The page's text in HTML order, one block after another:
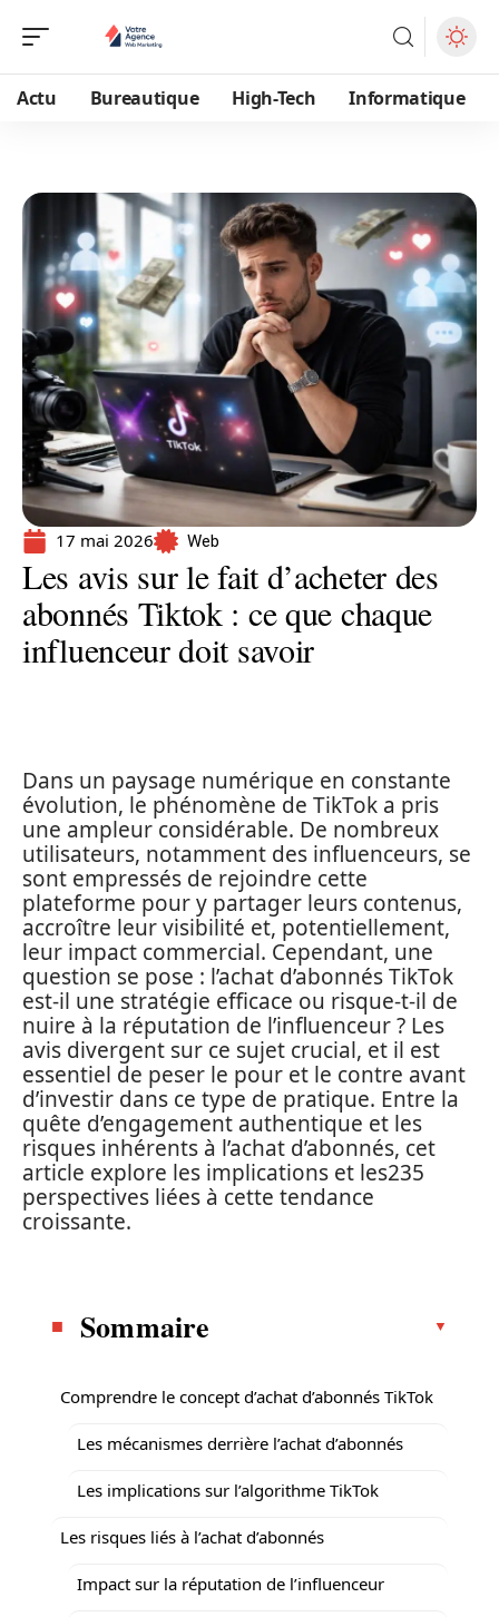
Actu Bureautique High-Tech Informatique
17 mai 2026 Web
Les avis sur le fait d’acheter des
abonnés Tiktok : ce que chaque
influenceur doit savoir
Dans un paysage numérique en constante
évolution, le phénomène de TikTok a pris
une ampleur considérable. De nombreux
utilisateurs, notamment des influenceurs, se
sont empressés de rejoindre cette
plateforme pour y partager leurs contenus,
accroître leur visibilité et, potentiellement,
leur impact commercial. Cependant, une
question se pose : l’achat d’abonnés TikTok
est-il une stratégie efficace ou risque-t-il de
nuire à la réputation de l’influenceur ? Les
avis divergent sur ce sujet crucial, et il est
essentiel de peser le pour et le contre avant
d’investir dans ce type de pratique. Entre la
quête d’engagement authentique et les
risques inhérents à l’achat d’abonnés, cet
article explore les implications et les235
perspectives liées à cette tendance
croissante.
Sommaire
Comprendre le concept d’achat d’abonnés TikTok
Les mécanismes derrière l’achat d’abonnés
Les implications sur l’algorithme TikTok
Les risques liés à l’achat d’abonnés
Impact sur la réputation de l’influenceur